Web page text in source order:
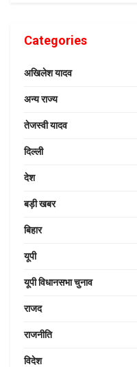
Categories
अखिलेश यादव
अन्य राज्य
तेजस्वी यादव
दिल्ली
देश
बड़ी खबर
बिहार
यूपी
यूपी विधानसभा चुनाव
राजद
राजनीति
विदेश